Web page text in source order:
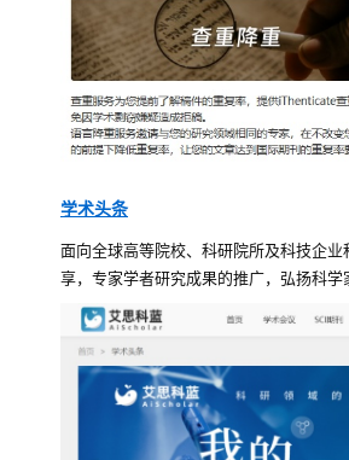
学术头条
面向全球高等院校、科研院所及科技企
享，专家学者研究成果的推广，弘扬科学